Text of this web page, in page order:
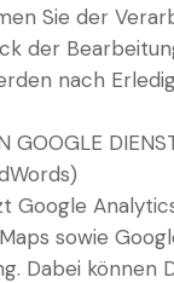
Sie der
der
nach
GOOGLE
Google
sowie
Dabei können